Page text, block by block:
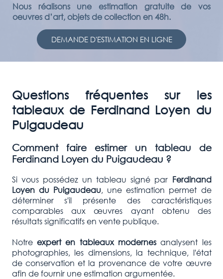
Nous réalisons une estimation gratuite de vos
oeuvres d’art, objets de collection en 48h.
DEMANDE D'ESTIMATION EN LIGNE
Questions fréquentes sur les
tableaux de Ferdinand Loyen du
Puigaudeau
Comment faire estimer un tableau de
Ferdinand Loyen du Puigaudeau ?
Si vous possédez un tableau signé par Ferdinand
Loyen du Puigaudeau, une estimation permet de
déterminer s'il présente des caractéristiques
comparables aux œuvres ayant obtenu des
résultats significatifs en vente publique.
Notre expert en tableaux modernesanalysent les
photographies, les dimensions, la technique, l'état
de conservation et la provenance de votre œuvre
afin de fournir une estimation argumentée.